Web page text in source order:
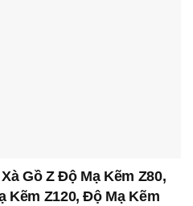
Gồ Z Độ Mạ Kẽm Z80,
Kẽm Z120, Độ Mạ Kẽm